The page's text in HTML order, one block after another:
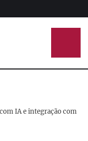
IA e integração com